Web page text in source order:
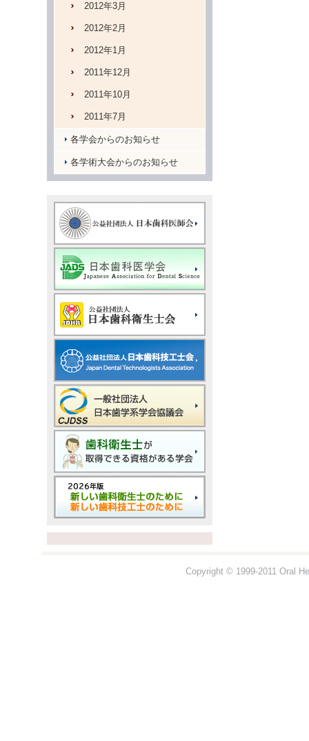
2012年3月
2012年2月
2012年1月
2011年12月
2011年10月
2011年7月
各学会からのお知らせ
各学術大会からのお知らせ
Copyright © 1999-2011 Oral